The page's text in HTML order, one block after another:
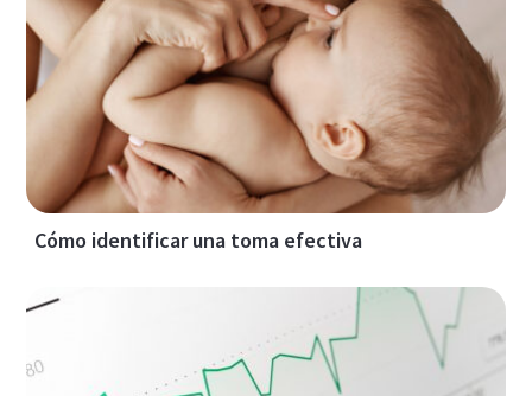
Cómo identificar una toma efectiva